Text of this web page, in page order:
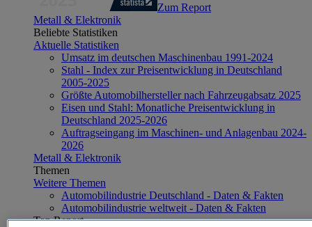
Zum Report
Metall & Elektronik
Beliebte Statistiken
Aktuelle Statistiken
Umsatz im deutschen Maschinenbau 1991-2024
Stahl - Index zur Preisentwicklung in Deutschland
2005-2025
Größte Automobilhersteller nach Fahrzeugabsatz 2025
Eisen und Stahl: Monatliche Preisentwicklung in
Deutschland 2025-2026
Auftragseingang im Maschinen- und Anlagenbau 2024-
2026
Metall & Elektronik
Themen
Weitere Themen
Automobilindustrie Deutschland - Daten & Fakten
Automobilindustrie weltweit - Daten & Fakten
Top Report